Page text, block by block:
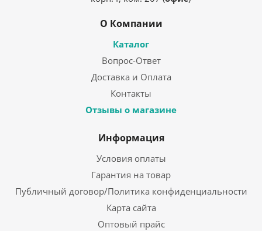
О Компании
Каталог
Вопрос-Ответ
Доставка и Оплата
Контакты
Отзывы о магазине
Информация
Условия оплаты
Гарантия на товар
Публичный договор/Политика конфиденциальности
Карта сайта
Оптовый прайс